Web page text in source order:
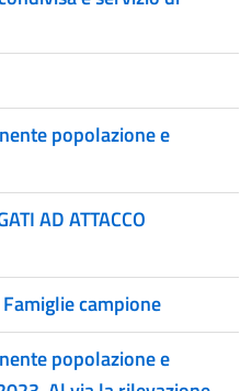
popolazione e
AD ATTACCO
campione
popolazione e